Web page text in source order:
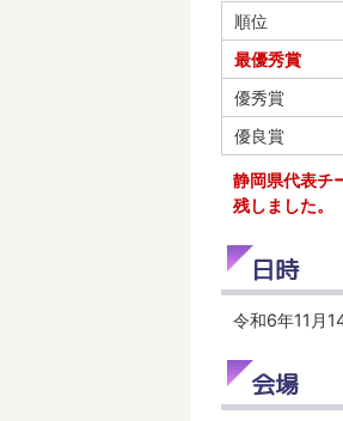
順位
最優秀賞
優秀賞
優良賞
静岡県代表チ
残しました。
日時
令和6年11月
会場